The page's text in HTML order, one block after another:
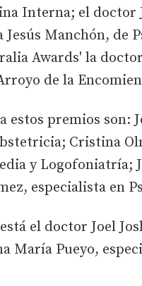
Interna; el doctor
Manchón, de
Awards' la
de la
estos premios son:
Cristina
y Logofoniatría;
especialista en
el doctor Joel
María Pueyo,